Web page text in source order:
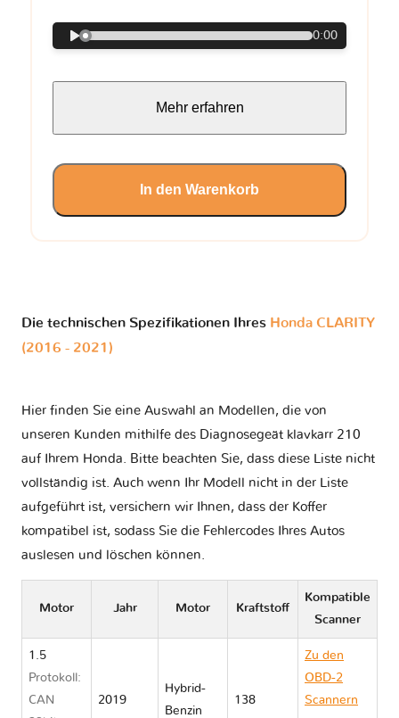
0:00
Mehr erfahren
In den Warenkorb
Die technischen Spezifikationen Ihres Honda CLARITY
(2016 - 2021)
Hier finden Sie eine Auswahl an Modellen, die von
unseren Kunden mithilfe des Diagnosegeät klavkarr 210
auf Ihrem Honda. Bitte beachten Sie, dass diese Liste nicht
vollständig ist. Auch wenn Ihr Modell nicht in der Liste
aufgeführt ist, versichern wir Ihnen, dass der Koffer
kompatibel ist, sodass Sie die Fehlercodes Ihres Autos
auslesen und löschen können.
Motor Jahr Motor Kraftstoff
Kompatible
Scanner
1.5
Protokoll:
CAN
2019
Hybrid-
Benzin
138
Zu den
OBD-2
Scannern